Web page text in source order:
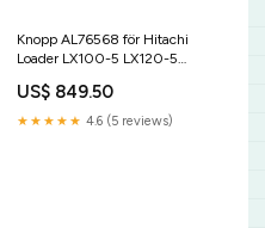
Knopp AL76568 för Hitachi
Loader LX100-5 LX120-5
US$ 849.50
★★★★★ 4.6 (5 reviews)